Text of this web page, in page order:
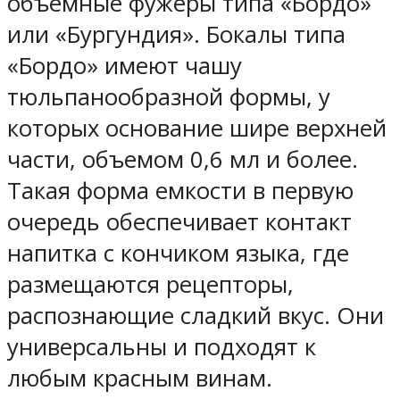
или «Бургундия». Бокалы типа
«Бордо» имеют чашу
тюльпанообразной формы, у
которых основание шире верхней
части, объемом 0,6 мл и более.
Такая форма емкости в первую
очередь обеспечивает контакт
напитка с кончиком языка, где
размещаются рецепторы,
распознающие сладкий вкус. Они
универсальны и подходят к
любым красным винам.